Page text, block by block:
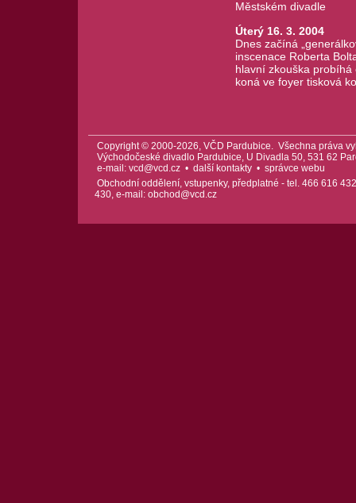
Městském divadle
Úterý 16. 3. 2004
Dnes začíná
inscenace Roberta
hlavní zkouška
koná ve foyer tisková
Copyright © 2000-2026, VČD Pardubice. Všechna práva
Východočeské divadlo Pardubice, U Divadla 50, 531 62
e-mail: vcd@vcd.cz• další kontakty• správce webu
Obchodní oddělení, vstupenky, předplatné - tel. 466 616
430, e-mail: obchod@vcd.cz